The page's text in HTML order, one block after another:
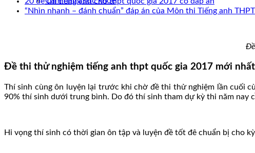
“Nhìn nhanh – đánh chuẩn” đáp án của Môn thi Tiếng anh THPT
Đề thi thử nghiệm tiếng anh thpt quốc gia 2017 mới
Thí sinh cùng ôn luyện lại trước khi chờ đề thi thử nghiệm lần cuối
90% thí sinh dưới trung bình. Do đó thí sinh tham dự kỳ thi năm nay
Hi vọng thí sinh có thời gian ôn tập và luyện đề tốt đê chuẩn bị cho